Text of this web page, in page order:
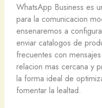
WhatsApp Business es
para la comunicacion
ensenaremos a
enviar catalogos de
frecuentes con
relacion mas cercana y
la forma ideal de
fomentar la lealtad.